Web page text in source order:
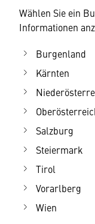
Wählen Sie ein
Informationen
Burgenland
Kärnten
Salzburg
Steiermark
Tirol
Vorarlberg
Wien